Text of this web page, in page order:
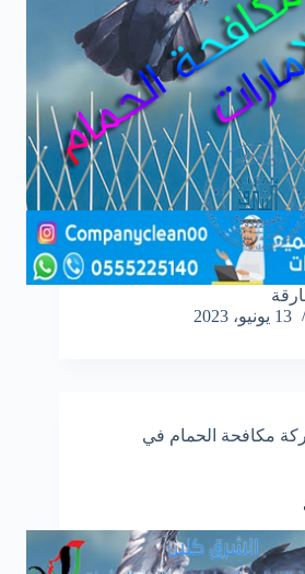
13 يونيو، 2023
مكافحة الحمام في